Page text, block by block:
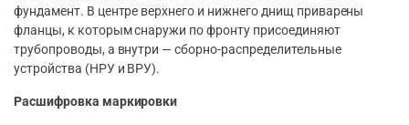
фундамент. В центре верхнего и нижнего днищ приварены
фланцы, к которым снаружи по фронту присоединяют
трубопроводы, а внутри — сборно-распределительные
устройства (НРУ и ВРУ).
Расшифровка маркировки